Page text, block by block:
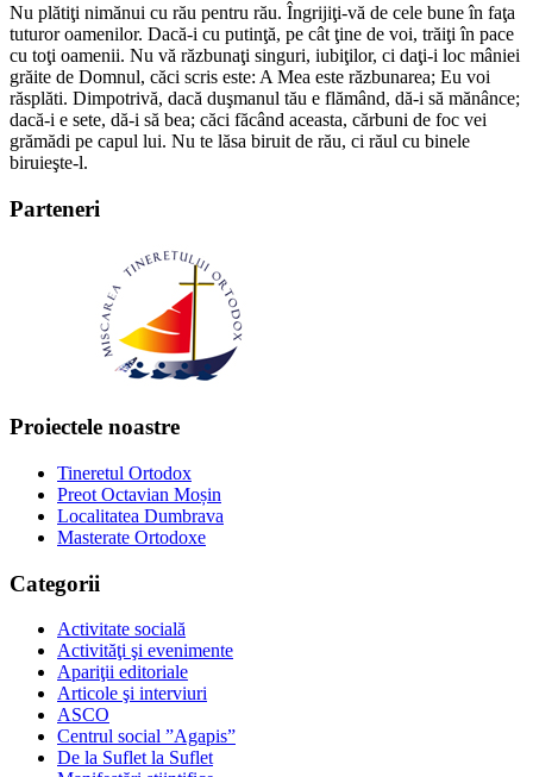
Nu plătiţi nimănui cu rău pentru rău. Îngrijiţi-vă de cele bune în faţa
tuturor oamenilor. Dacă-i cu putinţă, pe cât ţine de voi, trăiţi în pace
cu toţi oamenii. Nu vă răzbunaţi singuri, iubiţilor, ci daţi-i loc mâniei
grăite de Domnul, căci scris este: A Mea este răzbunarea; Eu voi
răsplăti. Dimpotrivă, dacă duşmanul tău e flămând, dă-i să mănânce;
dacă-i e sete, dă-i să bea; căci făcând aceasta, cărbuni de foc vei
grămădi pe capul lui. Nu te lăsa biruit de rău, ci răul cu binele
biruieşte-l.
Parteneri
Proiectele noastre
Tineretul Ortodox
Preot Octavian Moșin
Localitatea Dumbrava
Masterate Ortodoxe
Categorii
Activitate socială
Activităţi şi evenimente
Apariţii editoriale
Articole şi interviuri
ASCO
Centrul social ”Agapis”
De la Suflet la Suflet